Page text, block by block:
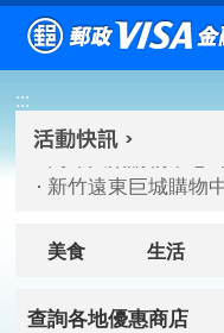
跳到主要內容區塊
:::
高雄大樂購物中心
臺北三創生活 有點
高雄大樂購物中心
新竹遠東巨城購物
美食 生活
查詢各地優惠商店